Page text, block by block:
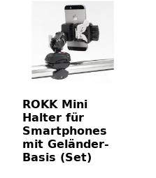
ROKK Mini
Halter für
Smartphones
mit Geländer-
Basis (Set)